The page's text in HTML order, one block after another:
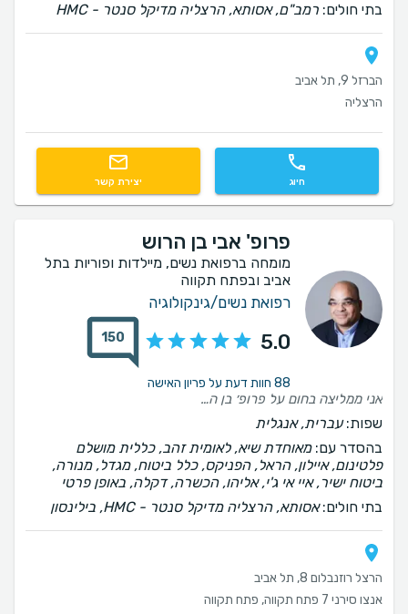
בתי חולים: רמב"ם, אסותא, הרצליה מדיקל סנטר - HMC
הברזל 9, תל אביב
הרצליה
חיוג יצירת קשר
פרופ' אבי בן הרוש
מומחה ברפואת נשים, מיילדות ופוריות בתל
אביב ובפתח תקווה
רפואת נשים/גינקולוגיה
5.0
150
88 חוות דעת על פריון האישה
אני ממליצה בחום על פרופ׳ בן הרוש. לאורך כל התהליך הרגשתי שיש לי ליווי אישי ומקצועי. קיבלתי תמיד הסברים ברורים וזמינות אמיתית לכל שאלה שהיתה לי. והכי חשוב שבזכותו נכנסתי להריון וילדתי בת מהממת אחרי שנים שלא הצלחנו 🙏
שפות:עברית, אנגלית
בהסדר עם:מאוחדת שיא, לאומית זהב, כללית מושלם
פלטינום, איילון, הראל, הפניקס, כלל ביטוח, מגדל, מנורה,
ביטוח ישיר, איי אי ג'י, אליהו, הכשרה, דקלה, באופן פרטי
בתי חולים:אסותא, הרצליה מדיקל סנטר - HMC, בילינסון
הרצל רוזנבלום 8, תל אביב
אנצו סירני 7 פתח תקווה, פתח תקווה